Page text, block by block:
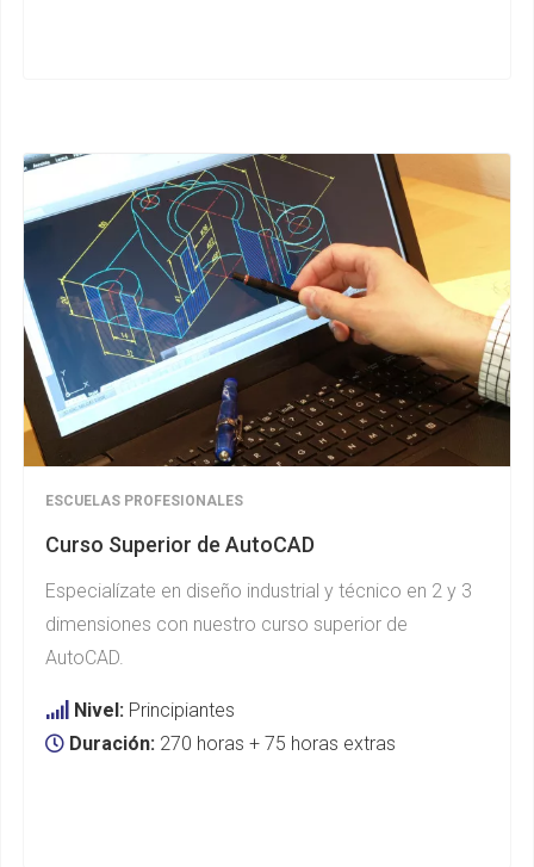
ESCUELAS PROFESIONALES
Curso Superior de AutoCAD
Especialízate en diseño industrial y técnico en 2 y 3
dimensiones con nuestro curso superior de
AutoCAD.
Nivel: Principiantes
Duración: 270 horas + 75 horas extras